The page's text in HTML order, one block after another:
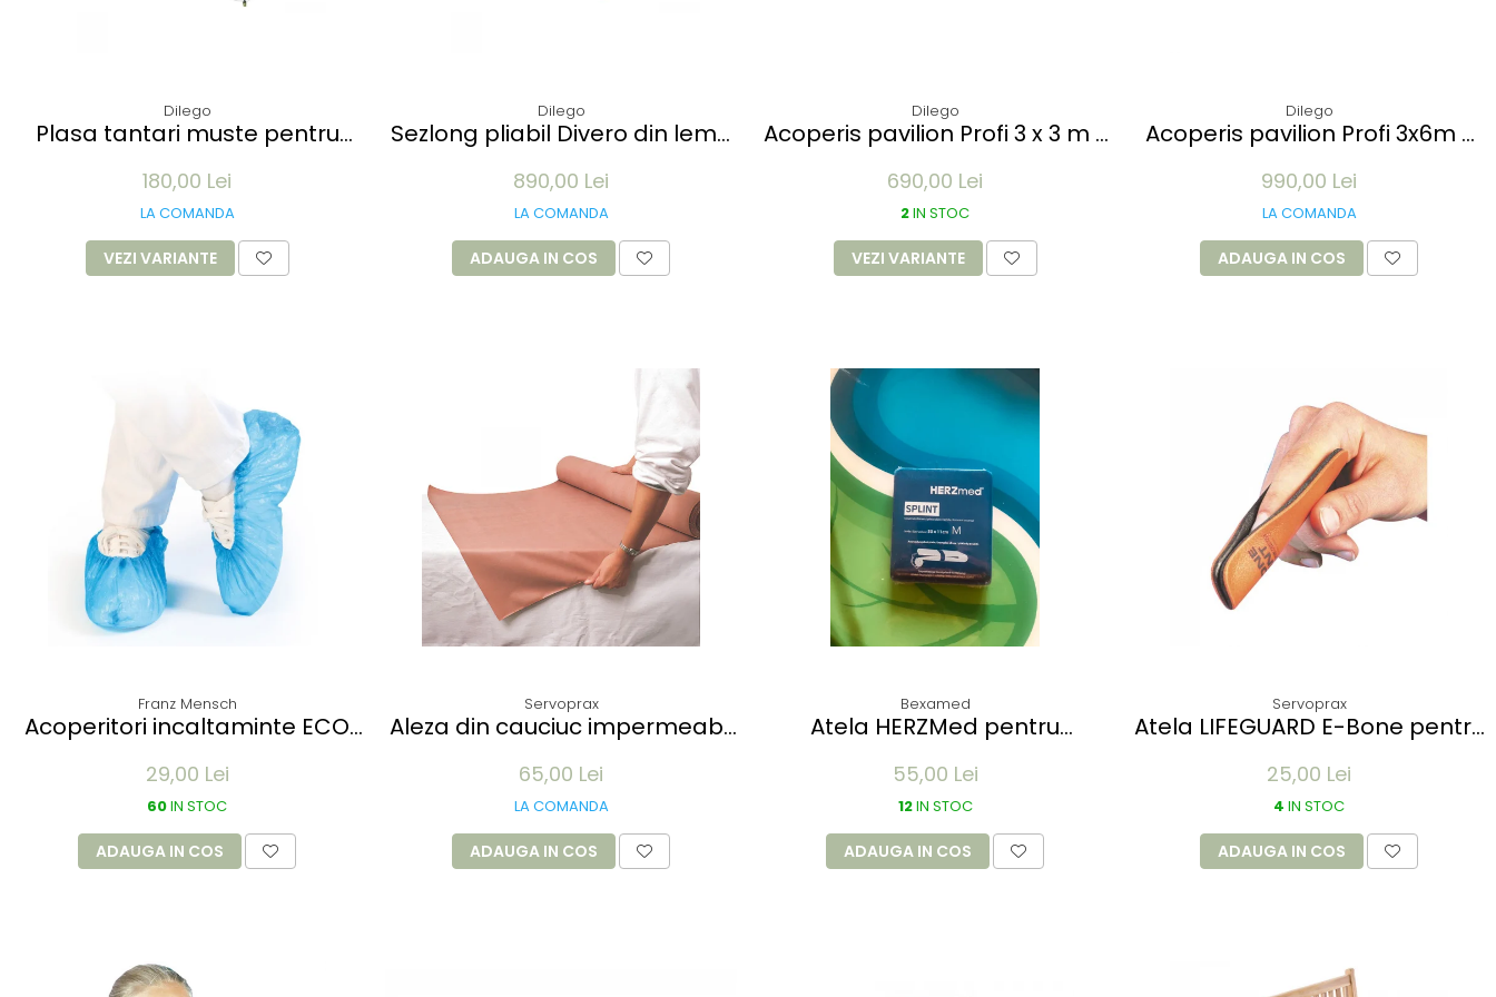
Dilego
Plasa tantari muste pentru
culoare alb
180,00 Lei
LA COMANDA
VEZI VARIANTE
Dilego
Sezlong pliabil Divero din lemn
cu roti
890,00 Lei
LA COMANDA
ADAUGA IN COS
Dilego
Acoperis pavilion Profi 3 x 3 m -
690,00 Lei
2IN STOC
VEZI VARIANTE
Dilego
Acoperis pavilion Profi 3x6m -
990,00 Lei
LA COMANDA
ADAUGA IN COS
Franz Mensch
Acoperitori incaltaminte ECO
my unica folosinta - 100 buc
29,00 Lei
60IN STOC
ADAUGA IN COS
Servoprax
Aleza din cauciuc impermeabil
65,00 Lei
LA COMANDA
ADAUGA IN COS
Bexamed
Atela HERZMed pentru
refolosibila, impermeabila,
radio-transparenta - rola
50x11 cm
55,00 Lei
12IN STOC
ADAUGA IN COS
Servoprax
Atela LIFEGUARD E-Bone pentru
refolosibila, impermeabila,
radio-transparenta - 5x11 cm
25,00 Lei
4 IN STOC
ADAUGA IN COS